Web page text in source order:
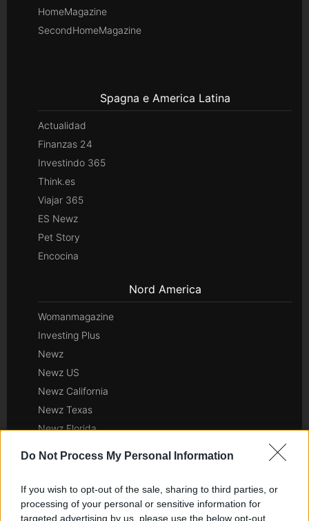
Do Not Process My Personal Information
If you wish to opt-out of the sale, sharing to third parties, or
processing of your personal or sensitive information for
targeted advertising by us, please use the below opt-out
HomeMagazine
SecondHomeMagazine
Spagna e America Latina
Actualidad
Finanzas 24
Investindo 365
Think.es
Viajar 365
ES Newz
Pet Story
Encocina
Nord America
Womanmagazine
Investing Plus
Newz
Newz US
Newz California
Newz Texas
Newz Florida
Newz Pennsylvania
Newz Illinois
Newz Ohio